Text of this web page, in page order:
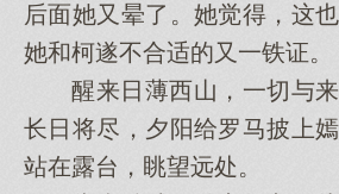
后面她又晕了。她觉得，这
她和柯遂不合适的又一铁证。
醒来日薄西山，一切与
长日将尽，夕阳给罗马披上
站在露台，眺望远处。